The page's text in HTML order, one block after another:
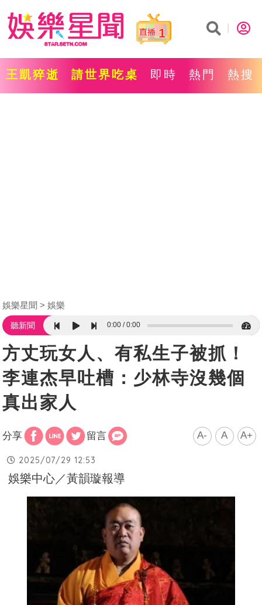
1
王凱猝逝 請世界吃桌 即時 熱門 熱搜
娛樂星聞 娛樂
聽新聞 0:00 0:00
方丈玩女人、有私生子被抓！
李連杰早吐槽：少林寺沒幾個
真出家人
分享 留言 A- A A+
2025/07/29 12:53
娛樂中心／黃韻璇報導